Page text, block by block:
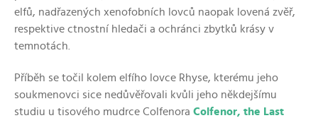
elfů, nadřazených xenofobních lovců naopak lovená zvěř,
respektive ctnostní hledači a ochránci zbytků krásy v
temnotách.
Příběh se točil kolem elfího lovce Rhyse, kterému jeho
soukmenovci sice nedůvěřovali kvůli jeho někdejšímu
studiu u tisového mudrce Colfenora Colfenor, the Last